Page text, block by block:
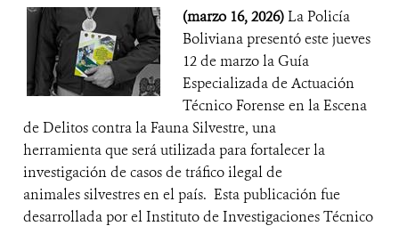
(marzo 16, 2026)La Policía
Boliviana presentó este jueves
12 de marzo la Guía
Especializada de Actuación
Técnico Forense en la Escena
de Delitos contra la Fauna Silvestre, una
herramienta que será utilizada para fortalecer la
investigación de casos de tráfico ilegal de
animales silvestres en el país. Esta publicación fue
desarrollada por el Instituto de Investigaciones Técnico